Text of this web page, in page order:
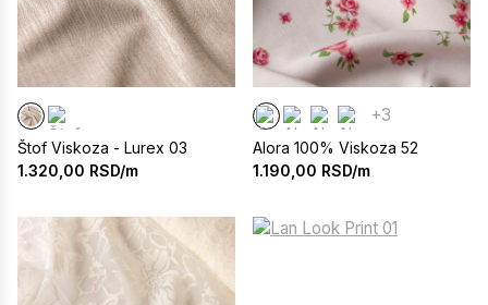
Štof Viskoza - Lurex 03
1.320,00 RSD/m
+3
Alora 100% Viskoza 52
1.190,00 RSD/m